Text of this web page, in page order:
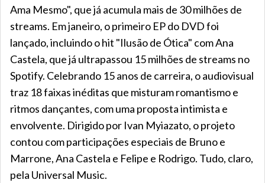
Ama Mesmo", que já acumula mais de 30 milhões de
streams. Em janeiro, o primeiro EP do DVD foi
lançado, incluindo o hit "Ilusão de Ótica" com Ana
Castela, que já ultrapassou 15 milhões de streams no
Spotify. Celebrando 15 anos de carreira, o audiovisual
traz 18 faixas inéditas que misturam romantismo e
ritmos dançantes, com uma proposta intimista e
envolvente. Dirigido por Ivan Myiazato, o projeto
contou com participações especiais de Bruno e
Marrone, Ana Castela e Felipe e Rodrigo. Tudo, claro,
pela Universal Music.